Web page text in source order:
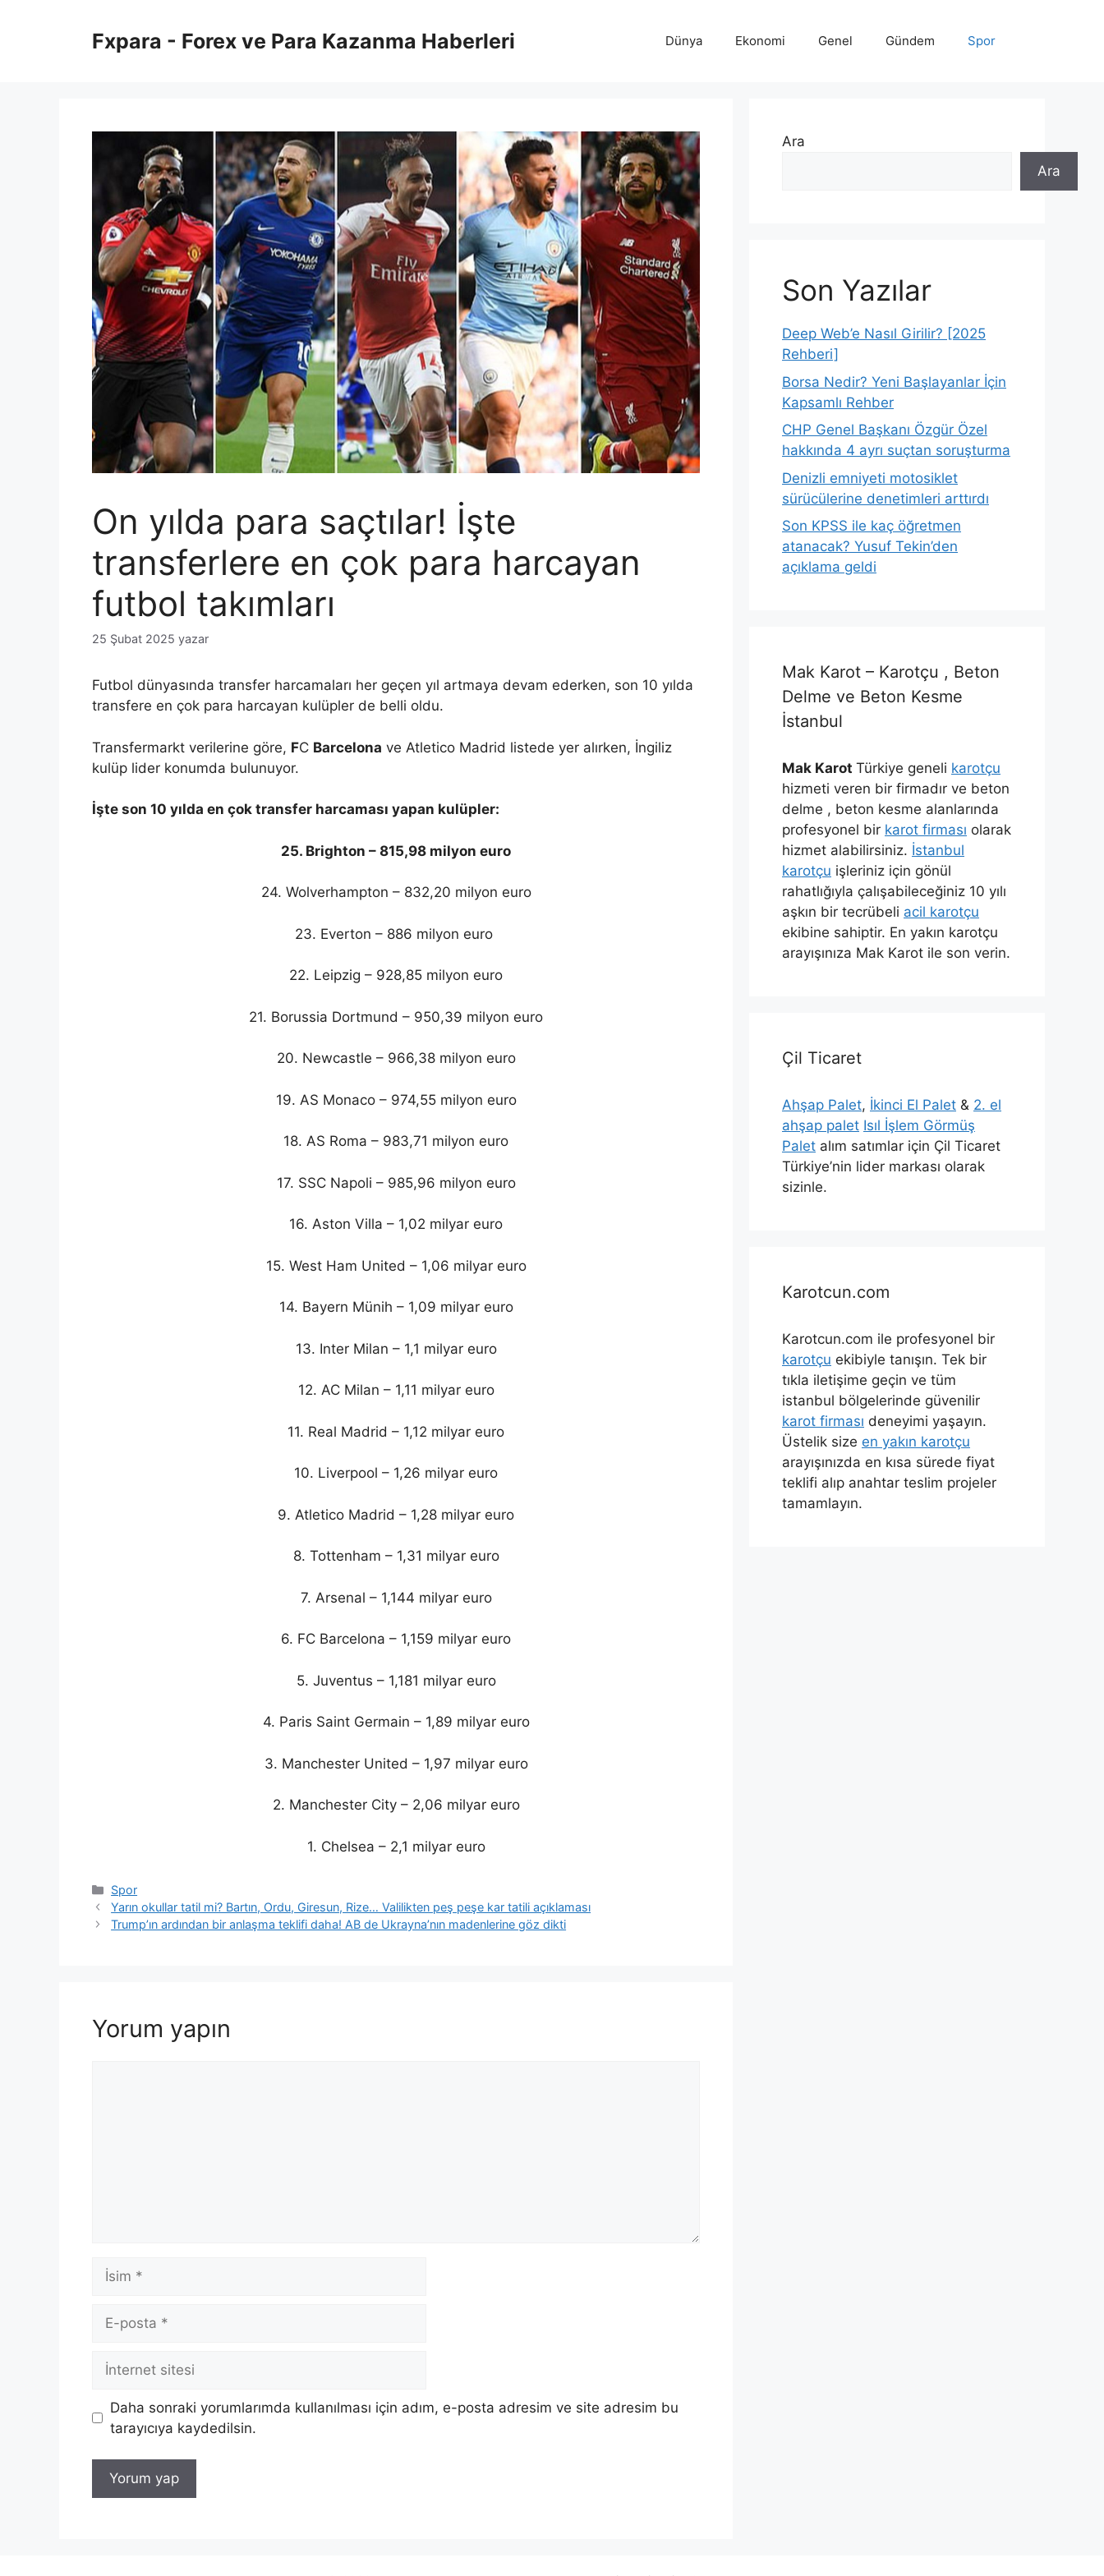
Fxpara - Forex ve Para Kazanma Haberleri Dünya Ekonomi Genel Gündem Spor
On yılda para saçtılar! İşte
transferlere en çok para harcayan
futbol takımları
25 Şubat 2025 yazar
Futbol dünyasında transfer harcamaları her geçen yıl artmaya devam ederken, son 10 yılda
transfere en çok para harcayan kulüpler de belli oldu.
Transfermarkt verilerine göre, FC Barcelona ve Atletico Madrid listede yer alırken, İngiliz
kulüp lider konumda bulunuyor.
İşte son 10 yılda en çok transfer harcaması yapan kulüpler:
25. Brighton – 815,98 milyon euro
24. Wolverhampton – 832,20 milyon euro
23. Everton – 886 milyon euro
22. Leipzig – 928,85 milyon euro
21. Borussia Dortmund – 950,39 milyon euro
20. Newcastle – 966,38 milyon euro
19. AS Monaco – 974,55 milyon euro
18. AS Roma – 983,71 milyon euro
17. SSC Napoli – 985,96 milyon euro
16. Aston Villa – 1,02 milyar euro
15. West Ham United – 1,06 milyar euro
14. Bayern Münih – 1,09 milyar euro
13. Inter Milan – 1,1 milyar euro
12. AC Milan – 1,11 milyar euro
11. Real Madrid – 1,12 milyar euro
10. Liverpool – 1,26 milyar euro
9. Atletico Madrid – 1,28 milyar euro
8. Tottenham – 1,31 milyar euro
7. Arsenal – 1,144 milyar euro
6. FC Barcelona – 1,159 milyar euro
5. Juventus – 1,181 milyar euro
4. Paris Saint Germain – 1,89 milyar euro
3. Manchester United – 1,97 milyar euro
2. Manchester City – 2,06 milyar euro
1. Chelsea – 2,1 milyar euro
Kategoriler
Spor
Yarın okullar tatil mi? Bartın, Ordu, Giresun, Rize… Valilikten peş peşe kar tatili açıklaması
Trump’ın ardından bir anlaşma teklifi daha! AB de Ukrayna’nın madenlerine göz dikti
Yorum yapın
İsim
posta
İnternet
sitesi
Daha sonraki yorumlarımda kullanılması için adım, e-posta adresim ve site adresim bu
tarayıcıya kaydedilsin.
Ara
Ara
Son Yazılar
Deep Web’e Nasıl Girilir? [2025
Rehberi]
Borsa Nedir? Yeni Başlayanlar İçin
Kapsamlı Rehber
CHP Genel Başkanı Özgür Özel
hakkında 4 ayrı suçtan soruşturma
Denizli emniyeti motosiklet
sürücülerine denetimleri arttırdı
Son KPSS ile kaç öğretmen
atanacak? Yusuf Tekin’den
açıklama geldi
Mak Karot – Karotçu , Beton
Delme ve Beton Kesme
İstanbul
Mak Karot Türkiye geneli karotçu
hizmeti veren bir firmadır ve beton
delme , beton kesme alanlarında
profesyonel bir karot firması olarak
hizmet alabilirsiniz. İstanbul
karotçu işleriniz için gönül
rahatlığıyla çalışabileceğiniz 10 yılı
aşkın bir tecrübeli acil karotçu
ekibine sahiptir. En yakın karotçu
arayışınıza Mak Karot ile son verin.
Çil Ticaret
Ahşap Palet, İkinci El Palet & 2. el
ahşap palet Isıl İşlem Görmüş
Palet alım satımlar için Çil Ticaret
Türkiye’nin lider markası olarak
sizinle.
Karotcun.com
Karotcun.com ile profesyonel bir
karotçu ekibiyle tanışın. Tek bir
tıkla iletişime geçin ve tüm
istanbul bölgelerinde güvenilir
karot firması deneyimi yaşayın.
Üstelik size en yakın karotçu
arayışınızda en kısa sürede fiyat
teklifi alıp anahtar teslim projeler
tamamlayın.